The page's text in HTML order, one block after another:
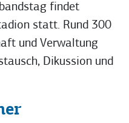
findet
statt. Rund 300
und Verwaltung
Dikussion und